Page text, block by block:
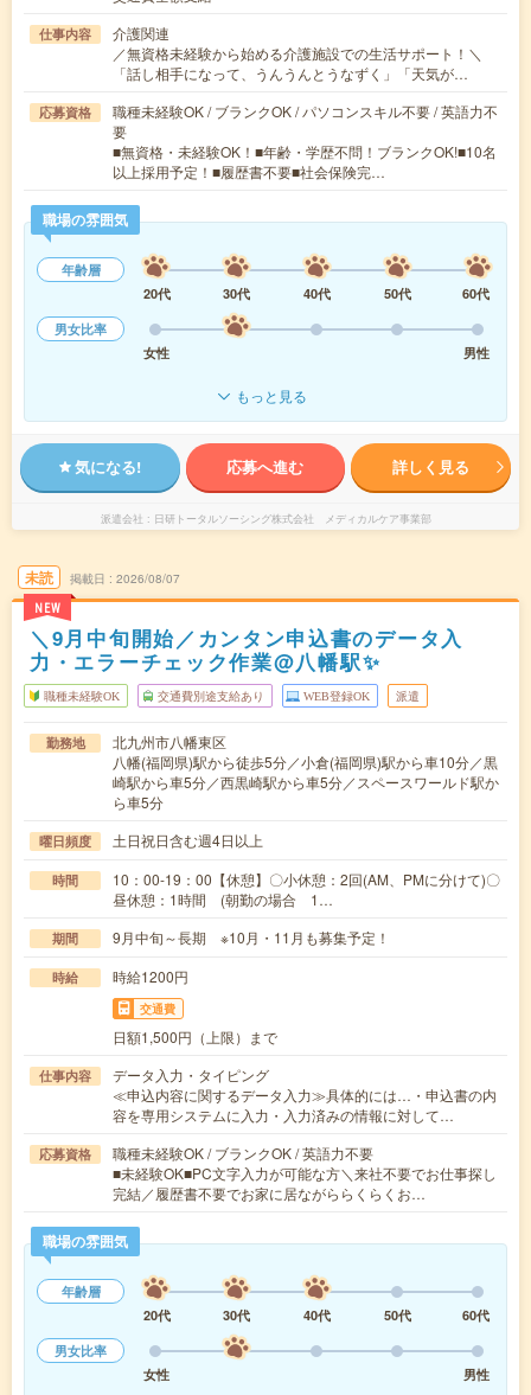
仕事内容
介護関連
／無資格未経験から始める介護施設での生活サポート！＼
「話し相手になって、うんうんとうなずく」「天気が…
応募資格
職種未経験OK / ブランクOK / パソコンスキル不要 / 英語力不
要
■無資格・未経験OK！■年齢・学歴不問！ブランクOK!■10名
以上採用予定！■履歴書不要■社会保険完…
職場の雰囲気
年齢層
20代
30代 40代 50代
60代
男女比率
女性
男性
もっと見る
気になる! 応募へ進む 詳しく見る
派遣会社 日研トータルソーシング株式会社 メディカルケア事業部
未読
NEW
掲載日 2026/08/07
＼9月中旬開始／カンタン申込書のデータ入
力・エラーチェック作業@八幡駅✨
職種未経験OK 交通費別途支給あり WEB登録OK 派遣
勤務地
北九州市八幡東区
八幡(福岡県)駅から徒歩5分／小倉(福岡県)駅から車10分／黒
崎駅から車5分／西黒崎駅から車5分／スペースワールド駅か
ら車5分
曜日頻度 土日祝日含む週4日以上
時間
10：00-19：00【休憩】〇小休憩：2回(AM、PMに分けて)〇
昼休憩：1時間 (朝勤の場合 1…
期間 9月中旬～長期 ※10月・11月も募集予定！
時給 時給1200円
交通費
日額1,500円（上限）まで
仕事内容
データ入力・タイピング
≪申込内容に関するデータ入力≫具体的には…・申込書の内
容を専用システムに入力・入力済みの情報に対して…
応募資格
職種未経験OK / ブランクOK / 英語力不要
■未経験OK■PC文字入力が可能な方＼来社不要でお仕事探し
完結／履歴書不要でお家に居ながららくらくお…
職場の雰囲気
年齢層
20代
30代 40代 50代
60代
男女比率
女性
男性